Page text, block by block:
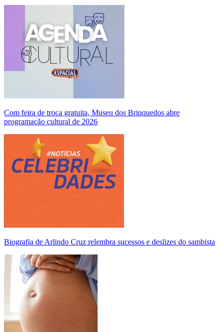
Com feira de troca gratuita, Museu dos Brinquedos abre
programação cultural de 2026
Biografia de Arlindo Cruz relembra sucessos e deslizes do sambista